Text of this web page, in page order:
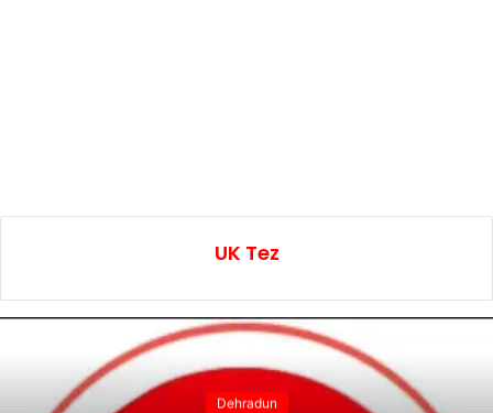
UK Tez
Dehradun